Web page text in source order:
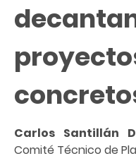
Carlos Santillán
Comité Técnico de